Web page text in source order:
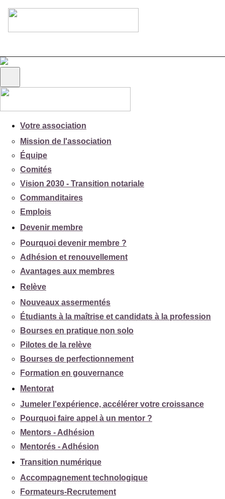
Votre association
Mission de l'association
Équipe
Comités
Vision 2030 - Transition notariale
Commanditaires
Emplois
Devenir membre
Pourquoi devenir membre ?
Adhésion et renouvellement
Avantages aux membres
Relève
Nouveaux assermentés
Étudiants à la maîtrise et candidats à la profession
Bourses en pratique non solo
Pilotes de la relève
Bourses de perfectionnement
Formation en gouvernance
Mentorat
Jumeler l'expérience, accélérer votre croissance
Pourquoi faire appel à un mentor ?
Mentors - Adhésion
Mentorés - Adhésion
Transition numérique
Accompagnement technologique
Formateurs-Recrutement